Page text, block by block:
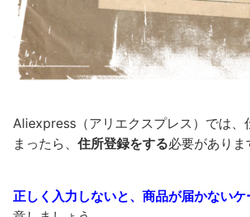
Aliexpress（アリエクスプレス）では、
まったら、 住所登録をする必要がありま
正しく入力しないと、商品が届かないケ